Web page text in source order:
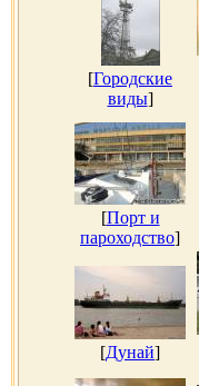
[Городские
виды]
[Порт и
пароходство]
[Дунай]